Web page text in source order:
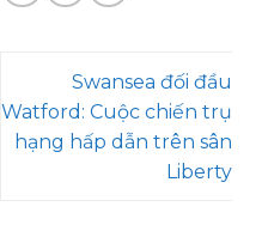
Swansea đối đầu
Watford: Cuộc chiến trụ
hạng hấp dẫn trên sân
Liberty